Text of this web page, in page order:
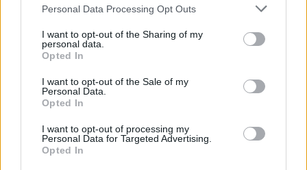
Personal Data Processing Opt Outs
I want to opt-out of the Sharing of my
personal data.
Opted In
I want to opt-out of the Sale of my
Personal Data.
Opted In
I want to opt-out of processing my
Personal Data for Targeted Advertising.
Opted In
sääntöihin.